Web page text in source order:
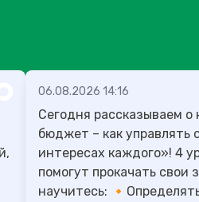
06.08.2026 14:16
Сегодня рассказываем
бюджет – как управлять
интересах каждого»! 4
помогут прокачать свои
научитесь: